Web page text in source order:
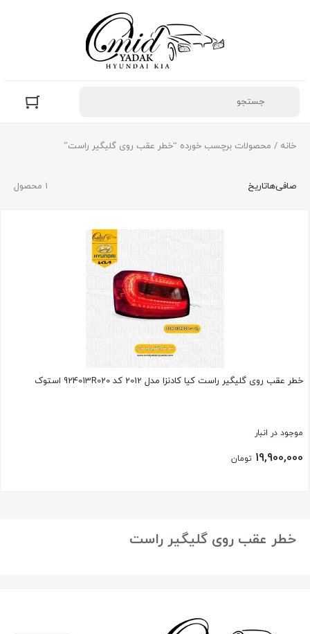
خانه / محصولات برچسب خورده “خطر عقب روی گلیگیر راست”
1 محصول صافی‌هاتاریخ
خطر عقب روی گلیگیر راست کیا کادنزا مدل 2012 کد 924013R020 استوک
موجود در انبار
19,900,000 تومان
خطر عقب روی گلیگیر راست